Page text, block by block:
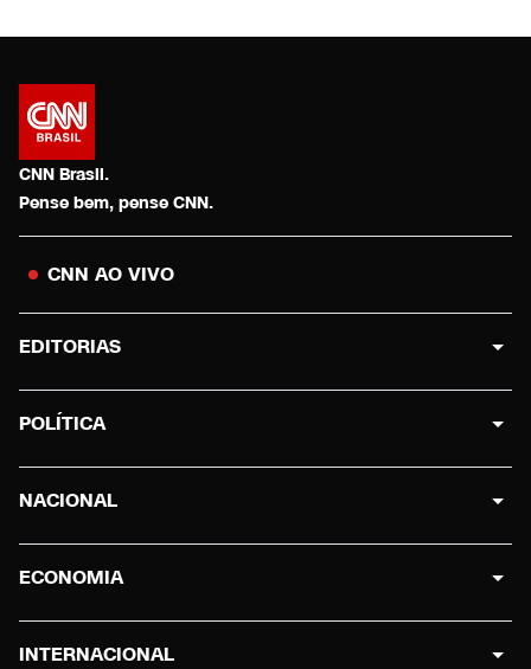
CNN Brasil.
Pense bem, pense CNN.
CNN AO VIVO
EDITORIAS
POLÍTICA
NACIONAL
ECONOMIA
INTERNACIONAL